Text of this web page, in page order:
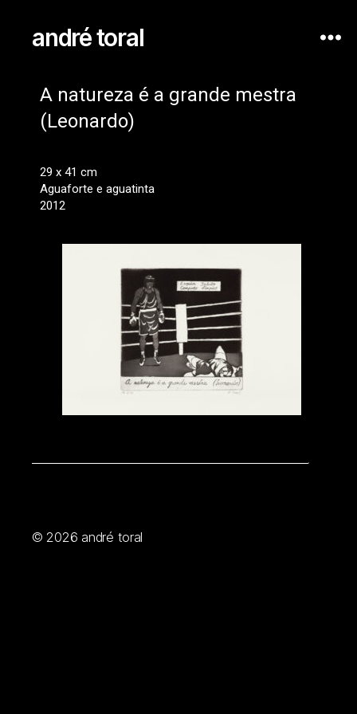
andré toral
A natureza é a grande mestra
(Leonardo)
29 x 41 cm
Aguaforte e aguatinta
2012
© 2026 andré toral